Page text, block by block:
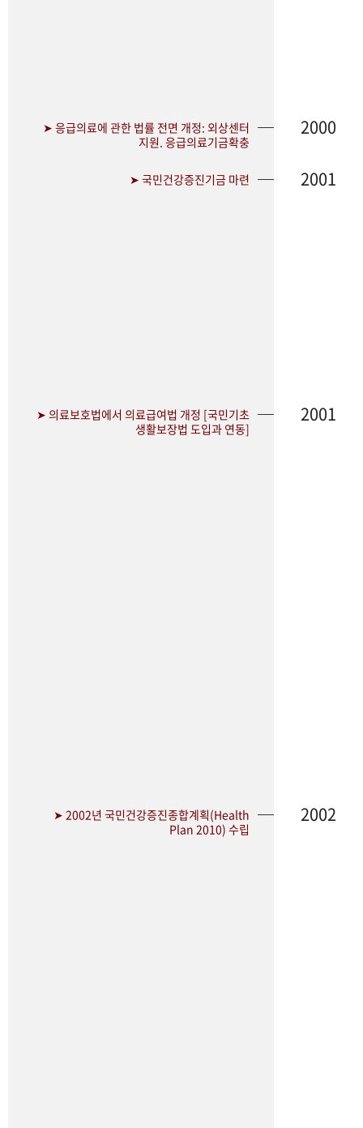
➤ 응급의료에 관한 법률 전면 개정: 외상센터
지원. 응급의료기금확충
2000
➤ 국민건강증진기금 마련 2001
➤ 의료보호법에서 의료급여법 개정 [국민기초
생활보장법 도입과 연동]
2001
➤ 2002년 국민건강증진종합계획(Health
Plan 2010) 수립
2002